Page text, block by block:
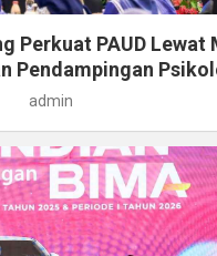
Perkuat PAUD Lewat
Pendampingan
admin